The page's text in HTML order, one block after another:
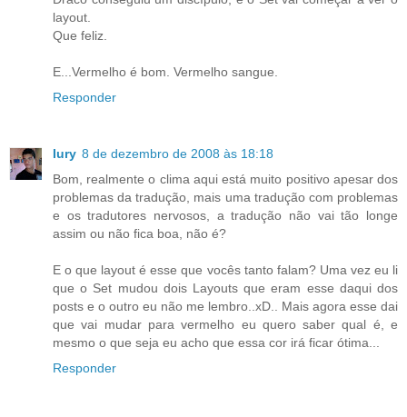
layout.
Que feliz.
E...Vermelho é bom. Vermelho sangue.
Responder
Iury 8 de dezembro de 2008 às 18:18
Bom, realmente o clima aqui está muito positivo apesar dos
problemas da tradução, mais uma tradução com problemas
e os tradutores nervosos, a tradução não vai tão longe
assim ou não fica boa, não é?
E o que layout é esse que vocês tanto falam? Uma vez eu li
que o Set mudou dois Layouts que eram esse daqui dos
posts e o outro eu não me lembro..xD.. Mais agora esse dai
que vai mudar para vermelho eu quero saber qual é, e
mesmo o que seja eu acho que essa cor irá ficar ótima...
Responder